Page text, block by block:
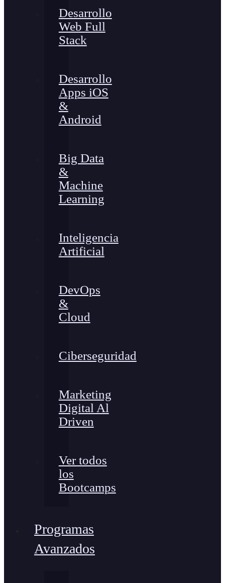
Desarrollo
Web Full
Stack
Desarrollo
Apps iOS
&
Android
Big Data
&
Machine
Learning
Inteligencia
Artificial
DevOps
&
Cloud
Ciberseguridad
Marketing
Digital Al
Driven
Ver todos
los
Bootcamps
Programas
Avanzados